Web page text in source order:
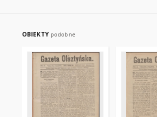
OBIEKTY podobne